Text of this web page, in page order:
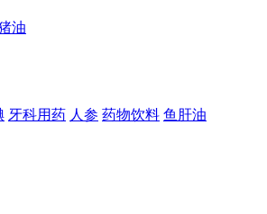
油
牙科用药 人参 药物饮料 鱼肝油